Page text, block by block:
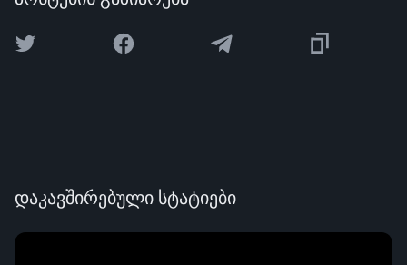
დაკავშირებული სტატიები